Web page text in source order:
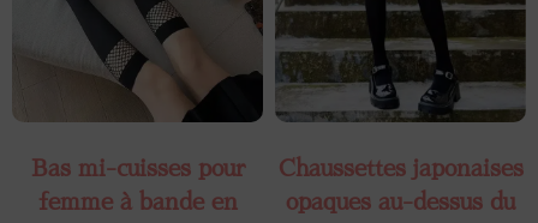
Bas mi-cuisses pour
femme à bande en
Chaussettes japonaises
opaques au-dessus du